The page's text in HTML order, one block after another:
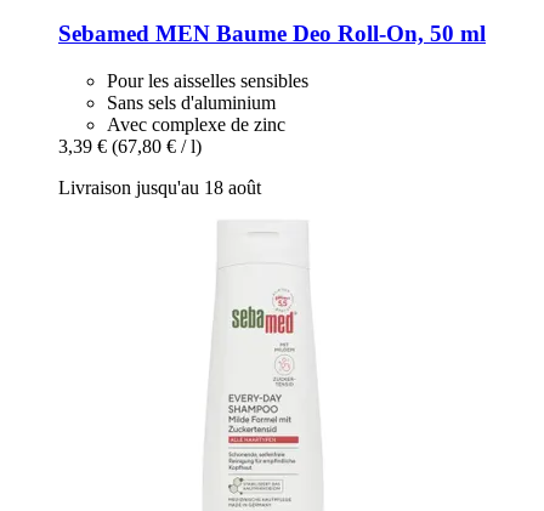
Sebamed MEN Baume Deo Roll-​On, 50 ml
Pour les aisselles sensibles
Sans sels d'aluminium
Avec complexe de zinc
3,39 € (67,80 € / l)
Livraison jusqu'au 18 août